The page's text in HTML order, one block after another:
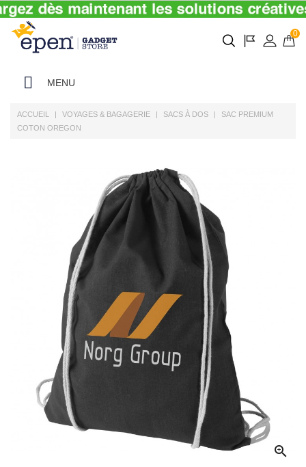
0
MENU
ACCUEIL VOYAGES & BAGAGERIE SACS À DOS
SAC PREMIUM
COTON OREGON
